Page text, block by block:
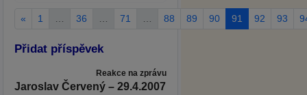
« 1 36 71 88 89 90 91 92 93
Přidat příspěvek
Reakce na zprávu
Jaroslav Červený – 29.4.2007